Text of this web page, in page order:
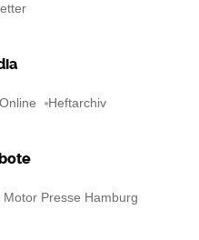
Heftarchiv
Presse Hamburg